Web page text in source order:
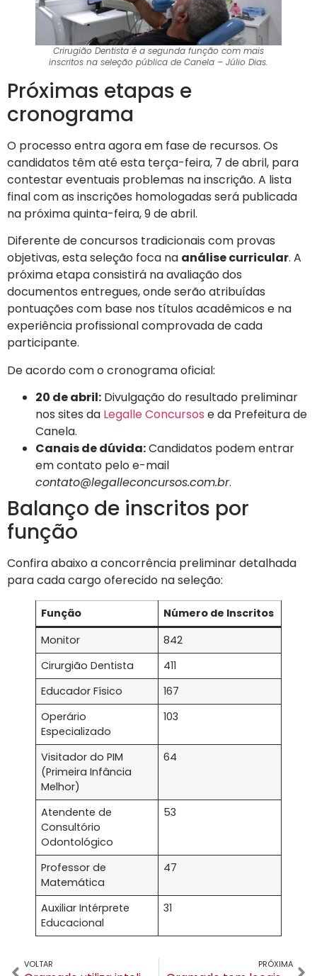
Crirugião Dentista é a segunda função com mais
inscritos na seleção pública de Canela – Júlio Dias.
Próximas etapas e
cronograma
O processo entra agora em fase de recursos. Os
candidatos têm até esta terça-feira, 7 de abril, para
contestar eventuais problemas na inscrição. A lista
final com as inscrições homologadas será publicada
na próxima quinta-feira, 9 de abril.
Diferente de concursos tradicionais com provas
objetivas, esta seleção foca na análise curricular. A
próxima etapa consistirá na avaliação dos
documentos entregues, onde serão atribuídas
pontuações com base nos títulos acadêmicos e na
experiência profissional comprovada de cada
participante.
De acordo com o cronograma oficial:
20 de abril: Divulgação do resultado preliminar
nos sites da Legalle Concursos e da Prefeitura de
Canela.
Canais de dúvida:Candidatos podem entrar
em contato pelo e-mail
contato@legalleconcursos.com.br.
Balanço de inscritos por
função
Confira abaixo a concorrência preliminar detalhada
para cada cargo oferecido na seleção:
Função
Número de Inscritos
Monitor
842
Cirurgião Dentista
411
Educador Físico
167
Operário
Especializado
103
Visitador do PIM
(Primeira Infância
Melhor)
64
Atendente de
Consultório
Odontológico
53
Professor de
Matemática
47
Auxiliar Intérprete
Educacional
31
VOLTAR PRÓXIMA